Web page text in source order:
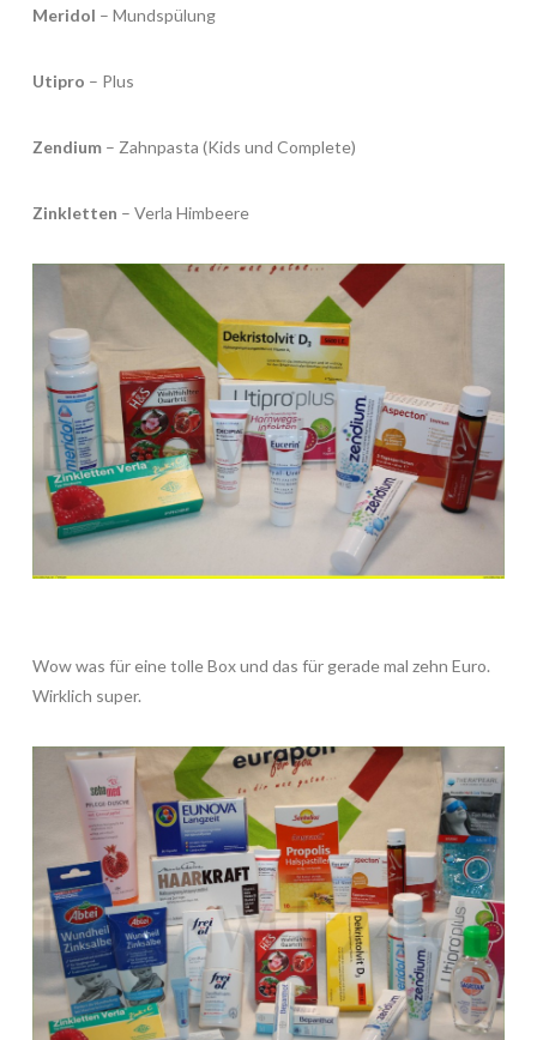
Meridol – Mundspülung
Utipro – Plus
Zendium– Zahnpasta (Kids und Complete)
Zinkletten – Verla Himbeere
Wow was für eine tolle Box und das für gerade mal zehn Euro.
Wirklich super.